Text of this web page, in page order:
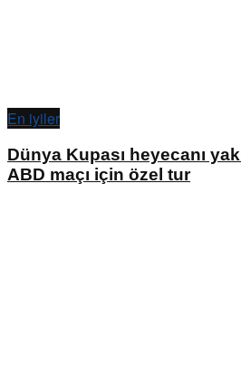
En iyiler
Dünya Kupası heyecanı
ABD maçı için özel tur